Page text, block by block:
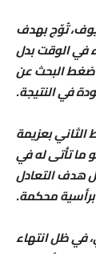
تُوّج بهدف
في الوقت بدل
تحت ضغط البحث عن
في النتيجة.
بعزيمة
ما تأتى له في
هدف التعادل
برأسية محكمة.
في ظل انتهاء